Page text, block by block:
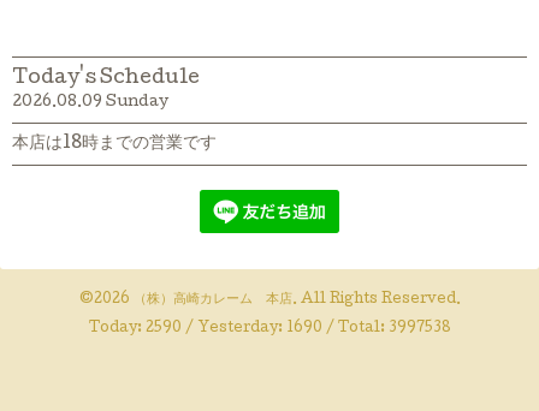
Today's Schedule
2026.08.09 Sunday
本店は18時までの営業です
©2026 （株）高崎カレーム 本店. All Rights Reserved.
Today: 2590 / Yesterday: 1690 / Total: 3997538